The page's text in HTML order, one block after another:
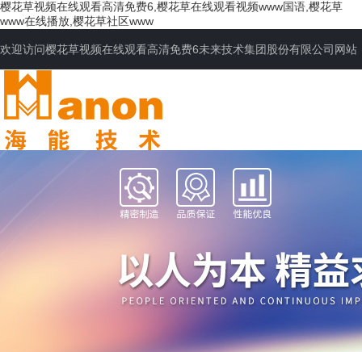
樱花草视频在线观看高清免费6,樱花草在线观看视频www国语,樱花草
www在线播放,樱花草社区www
欢迎访问樱花草视频在线观看高清免费6未来技术集团股份有限公司网站
网站首页